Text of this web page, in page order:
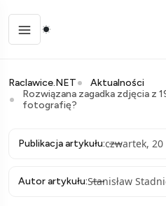
Raclawice.NET
Aktualności
Rozwiązana zagadka zdjęcia z
fotografię?
Publikacja artykułu:czwartek,
Autor artykułu:Stanisław